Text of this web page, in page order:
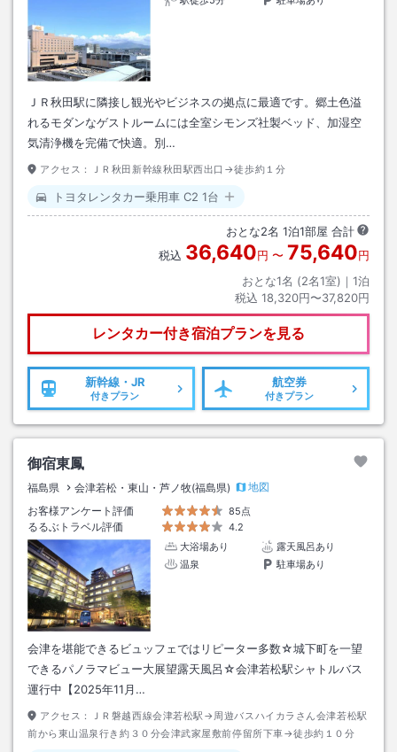
ＪＲ秋田駅に隣接し観光やビジネスの拠点に最適です。郷土色溢
れるモダンなゲストルームには全室シモンズ社製ベッド、加湿空
気清浄機を完備で快適。別…
アクセス： ＪＲ秋田新幹線秋田駅西出口→徒歩約１分
トヨタレンタカー乗用車 C2 1台
おとな2名 1泊1部屋 合計
税込 36,640円 〜 75,640円
おとな1名 (2名1室)｜ 1泊
税込 18,320円〜37,820円
レンタカー付き宿泊プランを見る
新幹線・JR
付きプラン
航空券
付きプラン
御宿東鳳
福島県 会津若松・東山・芦ノ牧(福島県)
地図
お客様アンケート評価
85点
るるぶトラベル評価
4.2
大浴場あり
露天風呂あり
温泉
駐車場あり
会津を堪能できるビュッフェではリピーター多数☆城下町を一望
できるパノラマビュー大展望露天風呂☆会津若松駅シャトルバス
運行中【2025年11月…
アクセス：
ＪＲ磐越西線会津若松駅→周遊バスハイカラさん会津若松駅
前から東山温泉行き約３０分会津武家屋敷前停留所下車→徒歩約１０分